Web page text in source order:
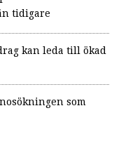
tidigare
kan leda till ökad
som